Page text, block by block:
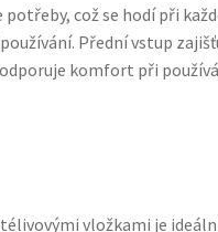
což se hodí při
Přední vstup
komfort při
vložkami je